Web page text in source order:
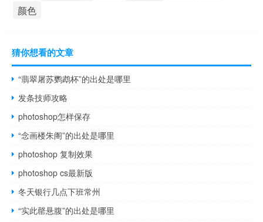
颜色
猜你想看的文章
“翡翠屠苏鹦鹉杯”的出处是哪里
发条技师攻略
photoshop怎样保存
“念画楼朱阁”的出处是哪里
photoshop 复制效果
photoshop cs最新版
冬天银行几点下班常州
“实此罄悬腹”的出处是哪里